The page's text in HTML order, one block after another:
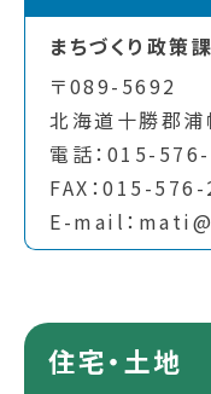
まちづくり政策
〒089-5692
北海道十勝郡
電話：015-
FAX：015-
E-mail：
住宅・土地